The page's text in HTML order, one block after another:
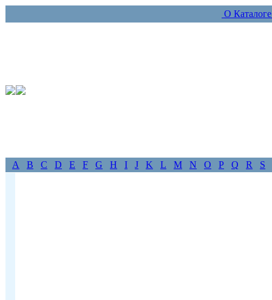
О
A B C D E F G H I J K L M N O P Q R S